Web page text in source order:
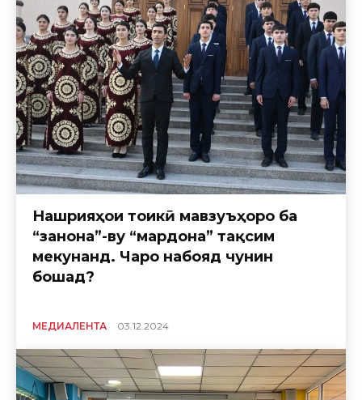
Нашрияҳои тоҷикӣ мавзуъҳоро ба
“занона”-ву “мардона” тақсим
мекунанд. Чаро набояд чунин
бошад?
МЕДИАЛЕНТА 03.12.2024